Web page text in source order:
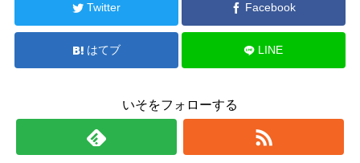
Twitter Facebook
はてブ LINE
いそをフォローする